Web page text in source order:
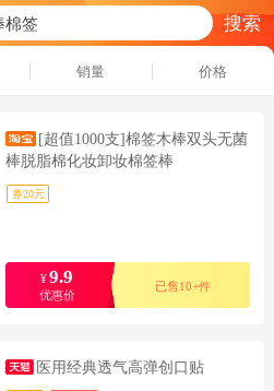
搜索
销量 价格
[超值1000支]棉签木棒双头无菌
棒脱脂棉化妆卸妆棉签棒
券20元
¥9.9
优惠价
已售10+件
医用经典透气高弹创口贴